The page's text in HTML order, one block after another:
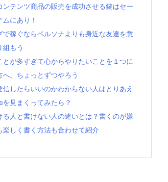
ンテンツ商品の販売を成功させる鍵はセー
にあり！
で稼ぐならペルソナよりも身近な友達を意
組もう
とが多すぎて心からやりたいことを１つに
へ。ちょっとずつやろう
信したらいいのかわからない人はとりあえ
を見まくってみたら？
る人と書けない人の違いとは？書くのが嫌
楽しく書く方法も合わせて紹介